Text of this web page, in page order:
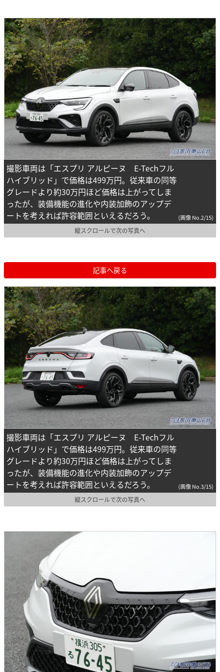
撮影車両は「エスプリ アルピーヌ E-Techフル
ハイブリッド」で価格は499万円。従来車の同等
グレードより約30万円ほど価格は上がってしま
ったが、装備機能の進化や内装加飾のアップデ
ートを考えれば許容範囲といえるだろう。
(画像 No.2/15)
縦スクロールで次の写真へ
記事へ戻る
撮影車両は「エスプリ アルピーヌ E-Techフル
ハイブリッド」で価格は499万円。従来車の同等
グレードより約30万円ほど価格は上がってしま
ったが、装備機能の進化や内装加飾のアップデ
ートを考えれば許容範囲といえるだろう。
(画像 No.3/15)
縦スクロールで次の写真へ